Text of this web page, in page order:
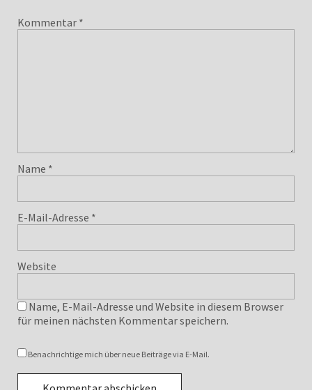
Kommentar *
Name *
E-Mail-Adresse *
Website
Name, E-Mail-Adresse und Website in diesem Browser
für meinen nächsten Kommentar speichern.
Benachrichtige mich über neue Beiträge via E-Mail.